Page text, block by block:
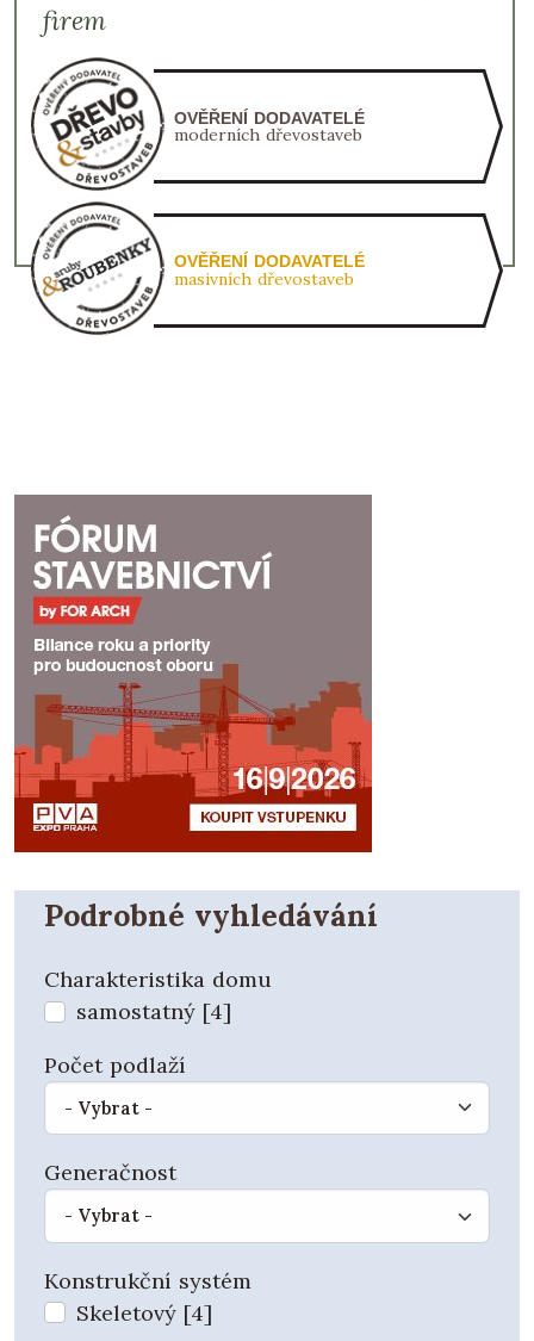
firem
OVĚŘENÍ DODAVATELÉ
moderních dřevostaveb
OVĚŘENÍ DODAVATELÉ
masivních dřevostaveb
Podrobné vyhledávání
Charakteristika domu
samostatný [4]
Počet podlaží
Generačnost
Konstrukční systém
Skeletový [4]